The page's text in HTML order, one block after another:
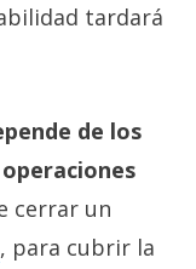
tardará
de los
cerrar un
, para cubrir la